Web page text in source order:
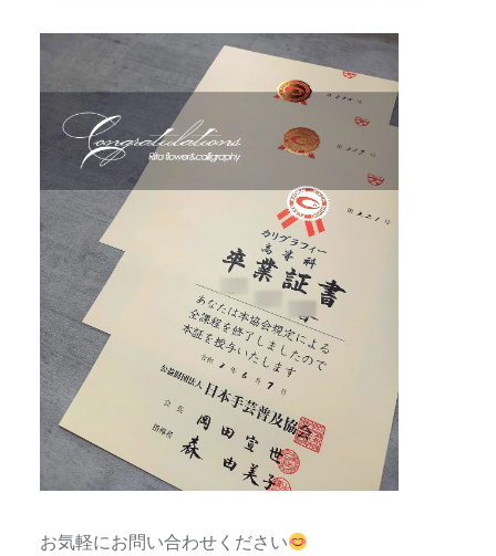
お気軽にお問い合わせください